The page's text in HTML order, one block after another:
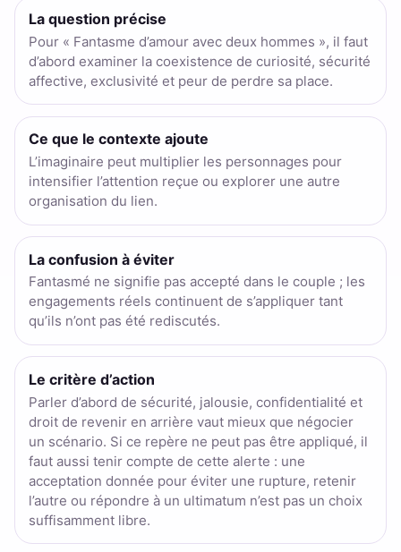
La question précise
Pour « Fantasme d’amour avec deux hommes », il faut
d’abord examiner la coexistence de curiosité, sécurité
affective, exclusivité et peur de perdre sa place.
Ce que le contexte ajoute
L’imaginaire peut multiplier les personnages pour
intensifier l’attention reçue ou explorer une autre
organisation du lien.
La confusion à éviter
Fantasmé ne signifie pas accepté dans le couple ; les
engagements réels continuent de s’appliquer tant
qu’ils n’ont pas été rediscutés.
Le critère d’action
Parler d’abord de sécurité, jalousie, confidentialité et
droit de revenir en arrière vaut mieux que négocier
un scénario. Si ce repère ne peut pas être appliqué, il
faut aussi tenir compte de cette alerte : une
acceptation donnée pour éviter une rupture, retenir
l’autre ou répondre à un ultimatum n’est pas un choix
suffisamment libre.